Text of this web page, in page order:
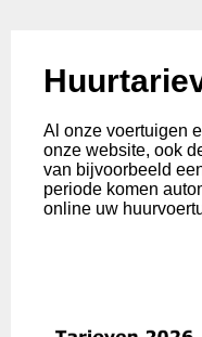
Al onze voertuigen
onze website, ook
van bijvoorbeeld
periode komen
online uw